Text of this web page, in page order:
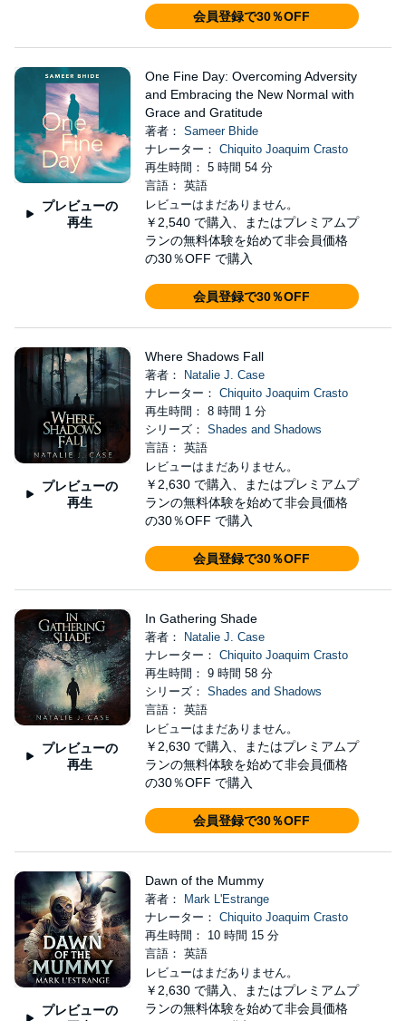
会員登録で30％OFF
プレビューの
再生
One Fine Day: Overcoming Adversity
and Embracing the New Normal with
Grace and Gratitude
著者： Sameer Bhide
ナレーター： Chiquito Joaquim Crasto
再生時間： 5 時間 54 分
言語： 英語
レビューはまだありません。
￥2,540 で購入、またはプレミアムプ
ランの無料体験を始めて非会員価格
の30％OFF で購入
会員登録で30％OFF
プレビューの
再生
Where Shadows Fall
著者：
Natalie J. Case
ナレーター： Chiquito Joaquim Crasto
再生時間： 8 時間 1 分
シリーズ： Shades and Shadows
言語： 英語
レビューはまだありません。
￥2,630 で購入、またはプレミアムプ
ランの無料体験を始めて非会員価格
の30％OFF で購入
会員登録で30％OFF
プレビューの
再生
In Gathering Shade
著者：
Natalie J. Case
ナレーター： Chiquito Joaquim Crasto
再生時間： 9 時間 58 分
シリーズ： Shades and Shadows
言語： 英語
レビューはまだありません。
￥2,630 で購入、またはプレミアムプ
ランの無料体験を始めて非会員価格
の30％OFF で購入
会員登録で30％OFF
プレビューの
Dawn of the Mummy
著者：
Mark L'Estrange
ナレーター： Chiquito Joaquim Crasto
再生時間： 10 時間 15 分
言語： 英語
レビューはまだありません。
￥2,630 で購入、またはプレミアムプ
ランの無料体験を始めて非会員価格